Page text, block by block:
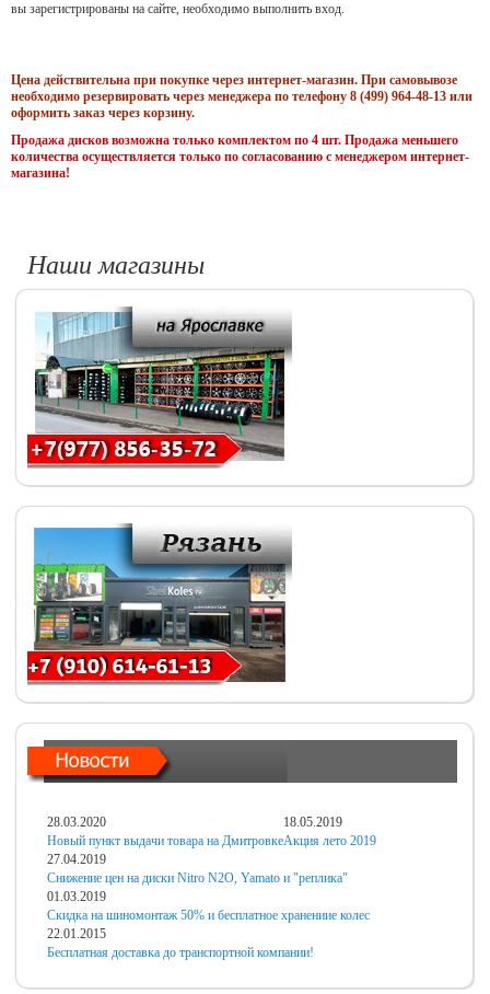
вы зарегистрированы на сайте, необходимо выполнить вход.
Цена действительна при покупке через интернет-магазин. При самовывозе
необходимо резервировать через менеджера по телефону 8 (499) 964-48-13 или
оформить заказ через корзину.
Продажа дисков возможна только комплектом по 4 шт. Продажа меньшего
количества осуществляется только по согласованию с менеджером интернет-
магазина!
Наши магазины
28.03.2020
Новый пункт выдачи товара на Дмитровке
18.05.2019
Акция лето 2019
27.04.2019
Снижение цен на диски Nitro N2O, Yamato и "реплика"
01.03.2019
Скидка на шиномонтаж 50% и бесплатное хранениие колес
22.01.2015
Бесплатная доставка до транспортной компании!